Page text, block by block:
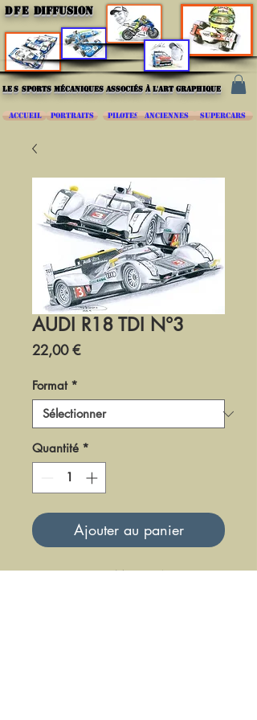
DFE DIFFUSION
les sports mécaniques associés à l'art graphique
ACCUEIL PORTRAITS PILOTES ANCIENNES SUPERCARS
AUDI R18 TDI N°3
22,00 €Prix
Format *
Quantité *
Ajouter au panier
DF-LMES-11-4